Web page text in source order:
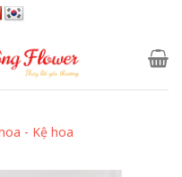
- Kệ hoa